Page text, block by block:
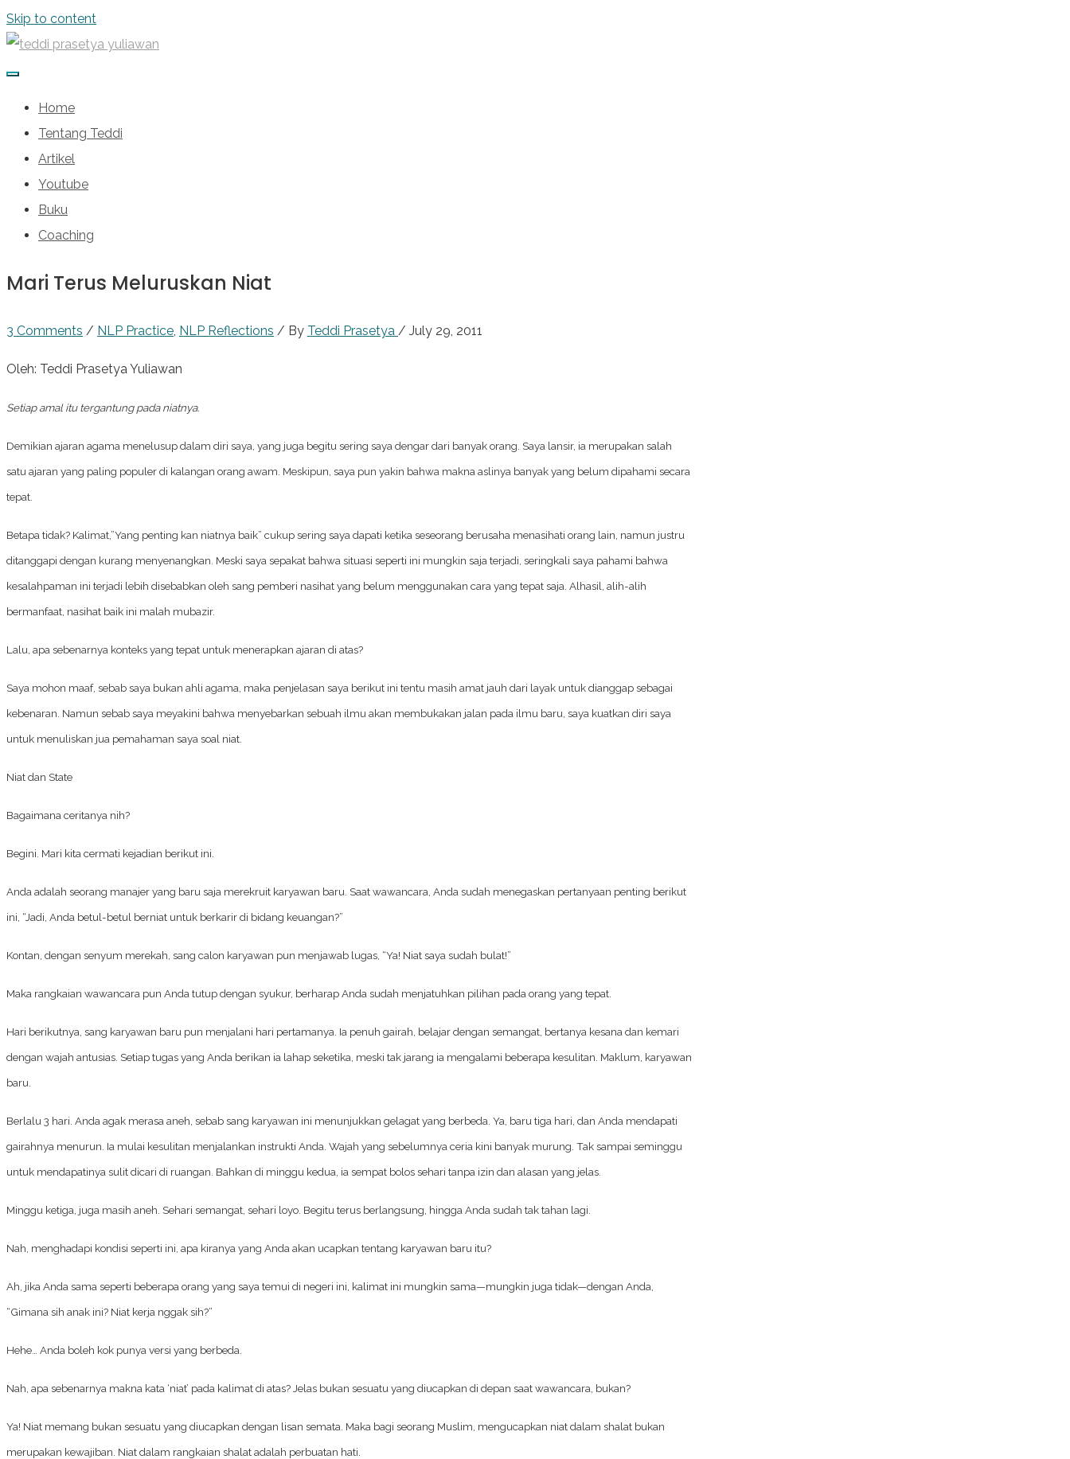
Skip to content
Home
Tentang Teddi
Artikel
Youtube
Buku
Coaching
Mari Terus Meluruskan Niat
3 Comments / NLP Practice, NLP Reflections / By Teddi Prasetya / July 29, 2011
Oleh: Teddi Prasetya Yuliawan
Setiap amal itu tergantung pada niatnya.
Demikian ajaran agama menelusup dalam diri saya, yang juga begitu sering saya dengar dari banyak orang. Saya lansir, ia merupakan salah
satu ajaran yang paling populer di kalangan orang awam. Meskipun, saya pun yakin bahwa makna aslinya banyak yang belum dipahami secara
tepat.
Betapa tidak? Kalimat,”Yang penting kan niatnya baik” cukup sering saya dapati ketika seseorang berusaha menasihati orang lain, namun justru
ditanggapi dengan kurang menyenangkan. Meski saya sepakat bahwa situasi seperti ini mungkin saja terjadi, seringkali saya pahami bahwa
kesalahpaman ini terjadi lebih disebabkan oleh sang pemberi nasihat yang belum menggunakan cara yang tepat saja. Alhasil, alih-alih
bermanfaat, nasihat baik ini malah mubazir.
Lalu, apa sebenarnya konteks yang tepat untuk menerapkan ajaran di atas?
Saya mohon maaf, sebab saya bukan ahli agama, maka penjelasan saya berikut ini tentu masih amat jauh dari layak untuk dianggap sebagai
kebenaran. Namun sebab saya meyakini bahwa menyebarkan sebuah ilmu akan membukakan jalan pada ilmu baru, saya kuatkan diri saya
untuk menuliskan jua pemahaman saya soal niat.
Niat dan State
Bagaimana ceritanya nih?
Begini. Mari kita cermati kejadian berikut ini.
Anda adalah seorang manajer yang baru saja merekruit karyawan baru. Saat wawancara, Anda sudah menegaskan pertanyaan penting berikut
ini, “Jadi, Anda betul-betul berniat untuk berkarir di bidang keuangan?”
Kontan, dengan senyum merekah, sang calon karyawan pun menjawab lugas, “Ya! Niat saya sudah bulat!”
Maka rangkaian wawancara pun Anda tutup dengan syukur, berharap Anda sudah menjatuhkan pilihan pada orang yang tepat.
Hari berikutnya, sang karyawan baru pun menjalani hari pertamanya. Ia penuh gairah, belajar dengan semangat, bertanya kesana dan kemari
dengan wajah antusias. Setiap tugas yang Anda berikan ia lahap seketika, meski tak jarang ia mengalami beberapa kesulitan. Maklum, karyawan
baru.
Berlalu 3 hari. Anda agak merasa aneh, sebab sang karyawan ini menunjukkan gelagat yang berbeda. Ya, baru tiga hari, dan Anda mendapati
gairahnya menurun. Ia mulai kesulitan menjalankan instrukti Anda. Wajah yang sebelumnya ceria kini banyak murung. Tak sampai seminggu
untuk mendapatinya sulit dicari di ruangan. Bahkan di minggu kedua, ia sempat bolos sehari tanpa izin dan alasan yang jelas.
Minggu ketiga, juga masih aneh. Sehari semangat, sehari loyo. Begitu terus berlangsung, hingga Anda sudah tak tahan lagi.
Nah, menghadapi kondisi seperti ini, apa kiranya yang Anda akan ucapkan tentang karyawan baru itu?
Ah, jika Anda sama seperti beberapa orang yang saya temui di negeri ini, kalimat ini mungkin sama—mungkin juga tidak—dengan Anda,
“Gimana sih anak ini? Niat kerja nggak sih?”
Hehe… Anda boleh kok punya versi yang berbeda.
Nah, apa sebenarnya makna kata ‘niat’ pada kalimat di atas? Jelas bukan sesuatu yang diucapkan di depan saat wawancara, bukan?
Ya! Niat memang bukan sesuatu yang diucapkan dengan lisan semata. Maka bagi seorang Muslim, mengucapkan niat dalam shalat bukan
merupakan kewajiban. Niat dalam rangkaian shalat adalah perbuatan hati.